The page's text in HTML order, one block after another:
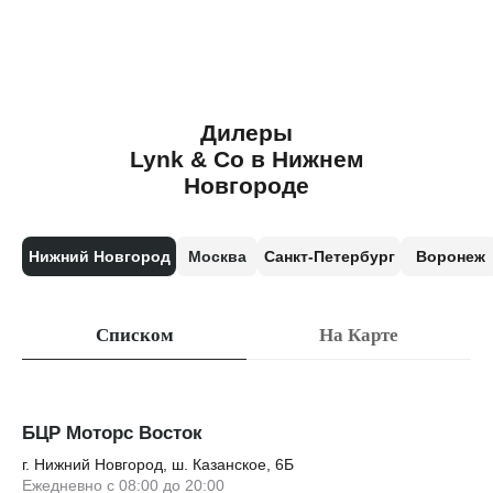
Дилеры
Lynk & Co в Нижнем
Новгороде
Нижний Новгород Москва Санкт-Петербург Воронеж
Списком На Карте
БЦР Моторс Восток
г. Нижний Новгород, ш. Казанское, 6Б
Ежедневно с 08:00 до 20:00